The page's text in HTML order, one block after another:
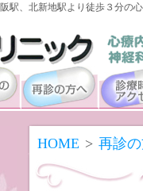
駅、北新地駅より徒歩３分の
HOME > 再診